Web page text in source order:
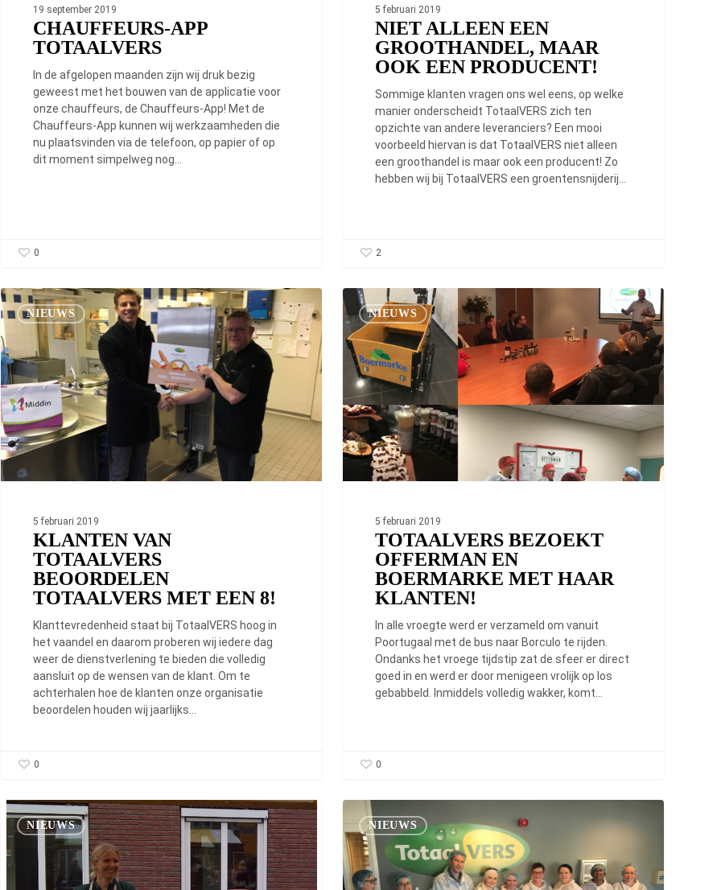
19 september 2019
CHAUFFEURS-APP
TOTAALVERS
In de afgelopen maanden zijn wij druk bezig
geweest met het bouwen van de applicatie voor
onze chauffeurs, de Chauffeurs-App! Met de
Chauffeurs-App kunnen wij werkzaamheden die
nu plaatsvinden via de telefoon, op papier of op
dit moment simpelweg nog…
0
5 februari 2019
NIET ALLEEN EEN
GROOTHANDEL, MAAR
OOK EEN PRODUCENT!
Sommige klanten vragen ons wel eens, op welke
manier onderscheidt TotaalVERS zich ten
opzichte van andere leveranciers? Een mooi
voorbeeld hiervan is dat TotaalVERS niet alleen
een groothandel is maar ook een producent! Zo
hebben wij bij TotaalVERS een groentensnijderij…
2
Klanten
van
TotaalVERS
beoordelen
TotaalVERS
met
een
8!
NIEUWS
5 februari 2019
KLANTEN VAN
TOTAALVERS
BEOORDELEN
TOTAALVERS MET EEN 8!
Klanttevredenheid staat bij TotaalVERS hoog in
het vaandel en daarom proberen wij iedere dag
weer de dienstverlening te bieden die volledig
aansluit op de wensen van de klant. Om te
achterhalen hoe de klanten onze organisatie
beoordelen houden wij jaarlijks…
0
TotaalVERS
bezoekt
Offerman
en
Boermarke
met
haar
klanten!
NIEUWS
5 februari 2019
TOTAALVERS BEZOEKT
OFFERMAN EN
BOERMARKE MET HAAR
KLANTEN!
In alle vroegte werd er verzameld om vanuit
Poortugaal met de bus naar Borculo te rijden.
Ondanks het vroege tijdstip zat de sfeer er direct
goed in en werd er door menigeen vrolijk op los
gebabbeld. Inmiddels volledig wakker, komt…
0
Interview Leonie
van
Driel
NIEUWS
Werkbezoek
TotaalVERS
draagt
bij
aan
NIEUWS